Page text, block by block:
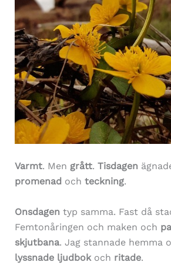
Varmt. Men grått. Tisdagen
promenad och teckning.
Onsdagen typ samma. Fast då
Femtonåringen och maken och
skjutbana. Jag stannade hemma
lyssnade ljudbok och ritade.